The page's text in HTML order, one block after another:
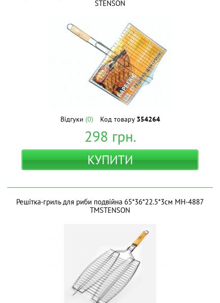
STENSON
Відгуки (0) Код товару 354264
298 грн.
КУПИТИ
Решiтка-гриль для риби подвійна 65*36*22.5*3см MH-4887
ТМSTENSON